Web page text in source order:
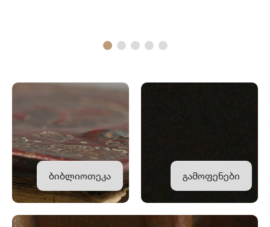
ბიბლიოთეკა გამოფენები